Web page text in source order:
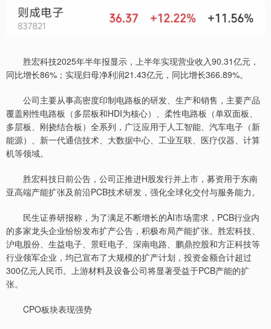
胜宏科技2025年半年报显示，上半年实现营业收入90.31亿元，
同比增长86%；实现归母净利润21.43亿元，同比增长366.89%。
公司主要从事高密度印制电路板的研发、生产和销售，主要产品
覆盖刚性电路板（多层板和HDI为核心）、柔性电路板（单双面板、
多层板、刚挠结合板）全系列，广泛应用于人工智能、汽车电子（新
能源）、新一代通信技术、大数据中心、工业互联、医疗仪器、计算
机等领域。
胜宏科技日前公告，公司正推进H股发行并上市，募资用于东南
亚高端产能扩张及前沿PCB技术研发，强化全球化交付与服务能力。
民生证券研报称，为了满足不断增长的ÀI市场需求，PCB行业内
的多家龙头企业纷纷发布扩产公告，积极布局产能扩张。胜宏科技、
沪电股份、生益电子、景旺电子、深南电路、鹏鼎控股和方正科技等
行业领军企业，均已宣布了大规模的扩产计划，投资金额合计超过
300亿元人民币。上游材料及设备公司将显著受益于PCB产能的扩
张。
CPO板块表现强势